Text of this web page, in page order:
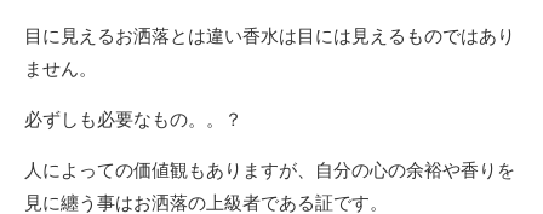
目に見えるお洒落とは違い香水は目には見えるものではあり
ません。
必ずしも必要なもの。。？
人によっての価値観もありますが、自分の心の余裕や香りを
見に纏う事はお洒落の上級者である証です。